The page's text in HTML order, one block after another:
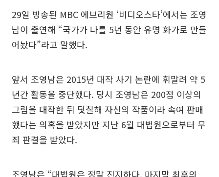
29일 방송된 MBC 에브리원 ‘비디오스타’에서는 조영
남이 출연해 “국가가 나를 5년 동안 유명 화가로 만들
어놨다”라고 말했다.
앞서 조영남은 2015년 대작 사기 논란에 휘말려 약 5
년간 활동을 중단했다. 당시 조영남은 200점 이상의
그림을 대작한 뒤 덧칠해 자신의 작품이라 속여 판매
했다는 의혹을 받았지만 지난 6월 대법원으로부터 무
죄 판결을 받았다.
조영남은 “대법원은 정말 진지하다. 마지막 최후의